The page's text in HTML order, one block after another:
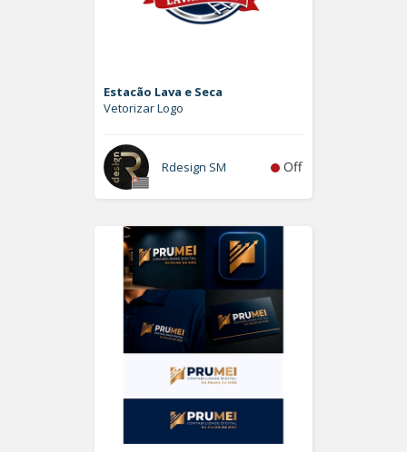
Estacão Lava e Seca
Vetorizar Logo
Rdesign SM Off